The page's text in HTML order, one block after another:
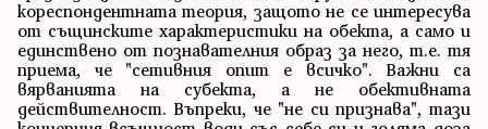
кореспондентната теория, защото не се интересува
от същинските характеристики на обекта, а само и
единствено от познавателния образ за него, т.е. тя
приема, че "сетивния опит е всичко". Важни са
вярванията на субекта, а не обективната
действителност. Въпреки, че "не си признава", тази